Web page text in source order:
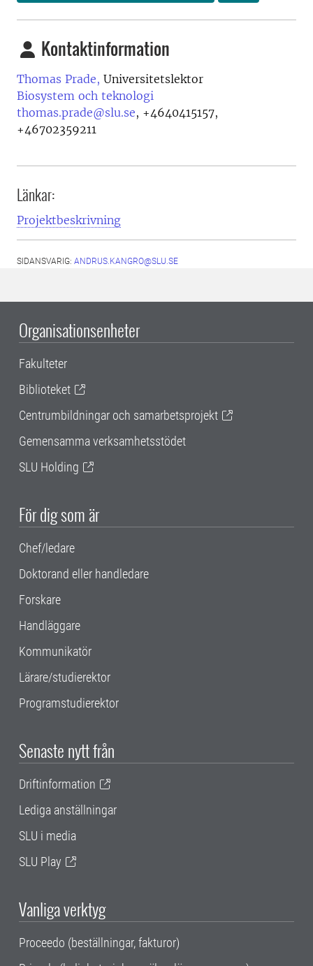
Kontaktinformation
Thomas Prade, Universitetslektor
Biosystem och teknologi
thomas.prade@slu.se, +4640415157,
+46702359211
Länkar:
Projektbeskrivning
SIDANSVARIG: ANDRUS.KANGRO@SLU.SE
Organisationsenheter
Fakulteter
Biblioteket
Centrumbildningar och samarbetsprojekt
Gemensamma verksamhetsstödet
SLU Holding
För dig som är
Chef/ledare
Doktorand eller handledare
Forskare
Handläggare
Kommunikatör
Lärare/studierektor
Programstudierektor
Senaste nytt från
Driftinformation
Lediga anställningar
SLU i media
SLU Play
Vanliga verktyg
Proceedo (beställningar, fakturor)